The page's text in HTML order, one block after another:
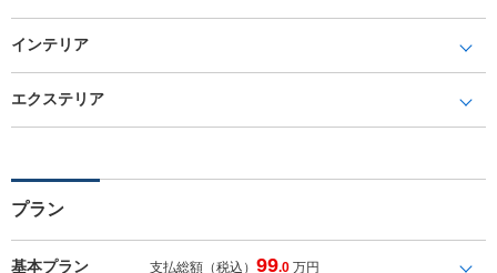
インテリア
エクステリア
プラン
基本プラン 支払総額（税込）99.0 万円